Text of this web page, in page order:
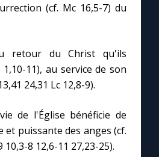
(cf. Mc 16,5-7) du
retour du Christ qu'ils
11), au service de son
24,31 Lc 12,8-9).
de l'Église bénéficie de
et puissante des anges (cf.
10,3-8 12,6-11 27,23-25).